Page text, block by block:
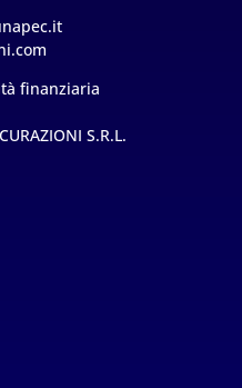
finanziaria
S.R.L.